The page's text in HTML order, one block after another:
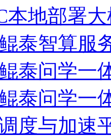
本地部署
泰智算服
泰问学一
泰问学一
度与加速